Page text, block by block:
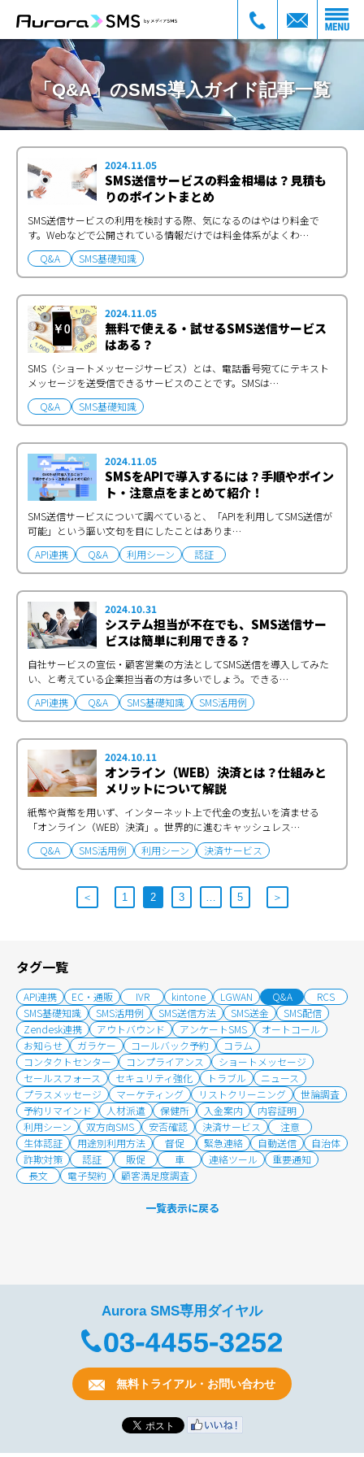
「Q&A」のSMS導入ガイド記事一覧
2024.11.05
SMS送信サービスの料金相場は？見積も
りのポイントまとめ
SMS送信サービスの利用を検討する際、気になるのはやはり料金で
す。Webなどで公開されている情報だけでは料金体系がよくわ…
Q&A
SMS基礎知識
2024.11.05
無料で使える・試せるSMS送信サービス
はある？
SMS（ショートメッセージサービス）とは、電話番号宛てにテキスト
メッセージを送受信できるサービスのことです。SMSは…
Q&A
SMS基礎知識
2024.11.05
SMSをAPIで導入するには？手順やポイン
ト・注意点をまとめて紹介！
SMS送信サービスについて調べていると、「APIを利用してSMS送信が
可能」という謳い文句を目にしたことはありま…
API連携
Q&A 利用シーン 認証
2024.10.31
システム担当が不在でも、SMS送信サー
ビスは簡単に利用できる？
自社サービスの宣伝・顧客営業の方法としてSMS送信を導入してみた
い、と考えている企業担当者の方は多いでしょう。できる…
API連携
Q&A SMS基礎知識 SMS活用例
2024.10.11
オンライン（WEB）決済とは？仕組みと
メリットについて解説
紙幣や貨幣を用いず、インターネット上で代金の支払いを済ませる
「オンライン（WEB）決済」。世界的に進むキャッシュレス…
Q&A
SMS活用例 利用シーン 決済サービス
＜ 1 2 3 … 5 ＞
タグ一覧
API連携 EC・通販 IVR kintone LGWAN Q&A
RCS
SMS基礎知識
SMS活用例 SMS送信方法 SMS送金
SMS配信
Zendesk連携
アウトバウンド アンケートSMS
オートコール
お知らせ
ガラケー コールバック予約
コラム
コンタクトセンター
コンプライアンス
ショートメッセージ
セールスフォース
セキュリティ強化 トラブル
ニュース
プラスメッセージ
マーケティング リストクリーニング
世論調査
予約リマインド
人材派遣 保健所 入金案内
内容証明
利用シーン
双方向SMS 安否確認 決済サービス
注意
生体認証
用途別利用方法 督促 緊急連絡 自動送信
自治体
詐欺対策
認証 販促 車 連絡ツール
重要通知
長文
電子契約 顧客満足度調査
一覧表示に戻る
Aurora SMS専用ダイヤル
無料トライアル・お問い合わせ